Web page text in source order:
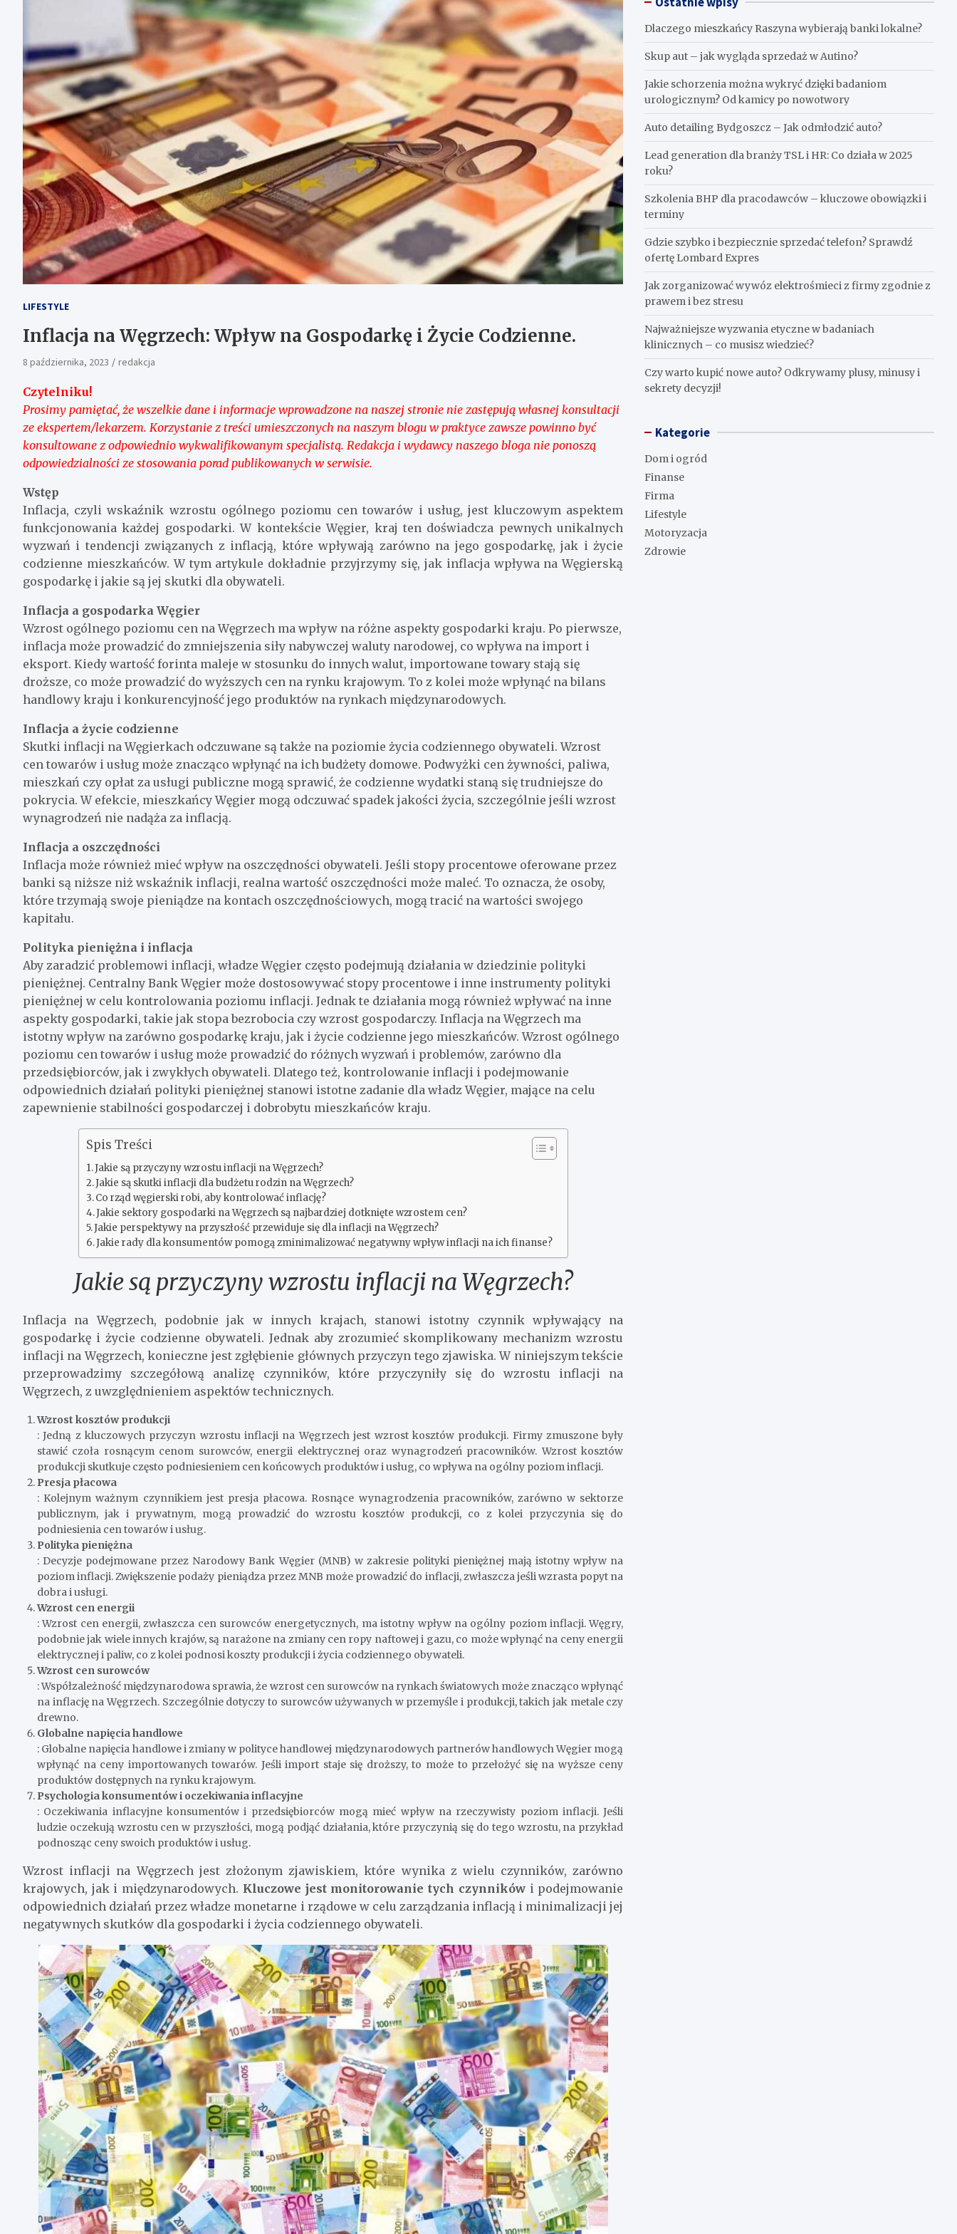
LIFESTYLE
Inflacja na Węgrzech: Wpływ na Gospodarkę i Życie Codzienne.
8 października, 2023 redakcja
Czytelniku!
Prosimy pamiętać, że wszelkie dane i informacje wprowadzone na naszej stronie nie zastępują własnej konsultacji
ze ekspertem/lekarzem. Korzystanie z treści umieszczonych na naszym blogu w praktyce zawsze powinno być
konsultowane z odpowiednio wykwalifikowanym specjalistą. Redakcja i wydawcy naszego bloga nie ponoszą
odpowiedzialności ze stosowania porad publikowanych w serwisie.
Wstęp
Inflacja, czyli wskaźnik wzrostu ogólnego poziomu cen towarów i usług, jest kluczowym aspektem
funkcjonowania każdej gospodarki. W kontekście Węgier, kraj ten doświadcza pewnych unikalnych
wyzwań i tendencji związanych z inflacją, które wpływają zarówno na jego gospodarkę, jak i życie
codzienne mieszkańców. W tym artykule dokładnie przyjrzymy się, jak inflacja wpływa na Węgierską
gospodarkę i jakie są jej skutki dla obywateli.
Inflacja a gospodarka Węgier
Wzrost ogólnego poziomu cen na Węgrzech ma wpływ na różne aspekty gospodarki kraju. Po pierwsze,
inflacja może prowadzić do zmniejszenia siły nabywczej waluty narodowej, co wpływa na import i
eksport. Kiedy wartość forinta maleje w stosunku do innych walut, importowane towary stają się
droższe, co może prowadzić do wyższych cen na rynku krajowym. To z kolei może wpłynąć na bilans
handlowy kraju i konkurencyjność jego produktów na rynkach międzynarodowych.
Inflacja a życie codzienne
Skutki inflacji na Węgierkach odczuwane są także na poziomie życia codziennego obywateli. Wzrost
cen towarów i usług może znacząco wpłynąć na ich budżety domowe. Podwyżki cen żywności, paliwa,
mieszkań czy opłat za usługi publiczne mogą sprawić, że codzienne wydatki staną się trudniejsze do
pokrycia. W efekcie, mieszkańcy Węgier mogą odczuwać spadek jakości życia, szczególnie jeśli wzrost
wynagrodzeń nie nadąża za inflacją.
Inflacja a oszczędności
Inflacja może również mieć wpływ na oszczędności obywateli. Jeśli stopy procentowe oferowane przez
banki są niższe niż wskaźnik inflacji, realna wartość oszczędności może maleć. To oznacza, że osoby,
które trzymają swoje pieniądze na kontach oszczędnościowych, mogą tracić na wartości swojego
kapitału.
Polityka pieniężna i inflacja
Aby zaradzić problemowi inflacji, władze Węgier często podejmują działania w dziedzinie polityki
pieniężnej. Centralny Bank Węgier może dostosowywać stopy procentowe i inne instrumenty polityki
pieniężnej w celu kontrolowania poziomu inflacji. Jednak te działania mogą również wpływać na inne
aspekty gospodarki, takie jak stopa bezrobocia czy wzrost gospodarczy. Inflacja na Węgrzech ma
istotny wpływ na zarówno gospodarkę kraju, jak i życie codzienne jego mieszkańców. Wzrost ogólnego
poziomu cen towarów i usług może prowadzić do różnych wyzwań i problemów, zarówno dla
przedsiębiorców, jak i zwykłych obywateli. Dlatego też, kontrolowanie inflacji i podejmowanie
odpowiednich działań polityki pieniężnej stanowi istotne zadanie dla władz Węgier, mające na celu
zapewnienie stabilności gospodarczej i dobrobytu mieszkańców kraju.
Spis Treści
Jakie są przyczyny wzrostu inflacji na Węgrzech?
Jakie są skutki inflacji dla budżetu rodzin na Węgrzech?
Co rząd węgierski robi, aby kontrolować inflację?
Jakie sektory gospodarki na Węgrzech są najbardziej dotknięte wzrostem cen?
Jakie perspektywy na przyszłość przewiduje się dla inflacji na Węgrzech?
Jakie rady dla konsumentów pomogą zminimalizować negatywny wpływ inflacji na ich finanse?
Jakie są przyczyny wzrostu inflacji na Węgrzech?
Inflacja na Węgrzech, podobnie jak w innych krajach, stanowi istotny czynnik wpływający na
gospodarkę i życie codzienne obywateli. Jednak aby zrozumieć skomplikowany mechanizm wzrostu
inflacji na Węgrzech, konieczne jest zgłębienie głównych przyczyn tego zjawiska. W niniejszym tekście
przeprowadzimy szczegółową analizę czynników, które przyczyniły się do wzrostu inflacji na
Węgrzech, z uwzględnieniem aspektów technicznych.
Wzrost kosztów produkcji
: Jedną z kluczowych przyczyn wzrostu inflacji na Węgrzech jest wzrost kosztów produkcji. Firmy zmuszone były
stawić czoła rosnącym cenom surowców, energii elektrycznej oraz wynagrodzeń pracowników. Wzrost kosztów
produkcji skutkuje często podniesieniem cen końcowych produktów i usług, co wpływa na ogólny poziom inflacji.
Presja płacowa
: Kolejnym ważnym czynnikiem jest presja płacowa. Rosnące wynagrodzenia pracowników, zarówno w sektorze
publicznym, jak i prywatnym, mogą prowadzić do wzrostu kosztów produkcji, co z kolei przyczynia się do
podniesienia cen towarów i usług.
Polityka pieniężna
: Decyzje podejmowane przez Narodowy Bank Węgier (MNB) w zakresie polityki pieniężnej mają istotny wpływ na
poziom inflacji. Zwiększenie podaży pieniądza przez MNB może prowadzić do inflacji, zwłaszcza jeśli wzrasta popyt na
dobra i usługi.
Wzrost cen energii
: Wzrost cen energii, zwłaszcza cen surowców energetycznych, ma istotny wpływ na ogólny poziom inflacji. Węgry,
podobnie jak wiele innych krajów, są narażone na zmiany cen ropy naftowej i gazu, co może wpłynąć na ceny energii
elektrycznej i paliw, co z kolei podnosi koszty produkcji i życia codziennego obywateli.
Wzrost cen surowców
: Współzależność międzynarodowa sprawia, że wzrost cen surowców na rynkach światowych może znacząco wpłynąć
na inflację na Węgrzech. Szczególnie dotyczy to surowców używanych w przemyśle i produkcji, takich jak metale czy
drewno.
Globalne napięcia handlowe
: Globalne napięcia handlowe i zmiany w polityce handlowej międzynarodowych partnerów handlowych Węgier mogą
wpłynąć na ceny importowanych towarów. Jeśli import staje się droższy, to może to przełożyć się na wyższe ceny
produktów dostępnych na rynku krajowym.
Psychologia konsumentów i oczekiwania inflacyjne
: Oczekiwania inflacyjne konsumentów i przedsiębiorców mogą mieć wpływ na rzeczywisty poziom inflacji. Jeśli
ludzie oczekują wzrostu cen w przyszłości, mogą podjąć działania, które przyczynią się do tego wzrostu, na przykład
podnosząc ceny swoich produktów i usług.
Wzrost inflacji na Węgrzech jest złożonym zjawiskiem, które wynika z wielu czynników, zarówno
krajowych, jak i międzynarodowych. Kluczowe jest monitorowanie tych czynnikówi podejmowanie
odpowiednich działań przez władze monetarne i rządowe w celu zarządzania inflacją i minimalizacji jej
negatywnych skutków dla gospodarki i życia codziennego obywateli.
Dlaczego mieszkańcy Raszyna wybierają banki lokalne?
Skup aut – jak wygląda sprzedaż w Autino?
Jakie schorzenia można wykryć dzięki badaniom
urologicznym? Od kamicy po nowotwory
Auto detailing Bydgoszcz – Jak odmłodzić auto?
Lead generation dla branży TSL i HR: Co działa w 2025
roku?
Szkolenia BHP dla pracodawców – kluczowe obowiązki i
terminy
Gdzie szybko i bezpiecznie sprzedać telefon? Sprawdź
ofertę Lombard Expres
Jak zorganizować wywóz elektrośmieci z firmy zgodnie z
prawem i bez stresu
Najważniejsze wyzwania etyczne w badaniach
klinicznych – co musisz wiedzieć?
Czy warto kupić nowe auto? Odkrywamy plusy, minusy i
sekrety decyzji!
Kategorie
Dom i ogród
Finanse
Firma
Lifestyle
Motoryzacja
Zdrowie